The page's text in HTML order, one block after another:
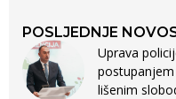
POSLJEDNJE
Uprava
lišenim